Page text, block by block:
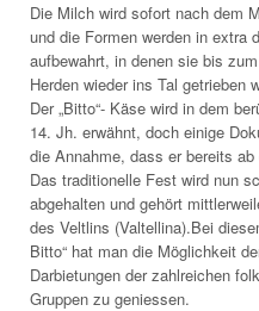
Die Milch wird sofort nach dem
und die Formen werden in extra
aufbewahrt, in denen sie bis
Herden wieder ins Tal getrieben
Der „Bitto“- Käse wird in dem
14. Jh. erwähnt, doch einige
die Annahme, dass er bereits
Das traditionelle Fest wird nun
abgehalten und gehört
des Veltlins (Valtellina).Bei
Bitto“ hat man die Möglichkeit
Darbietungen der zahlreichen
Gruppen zu geniessen.